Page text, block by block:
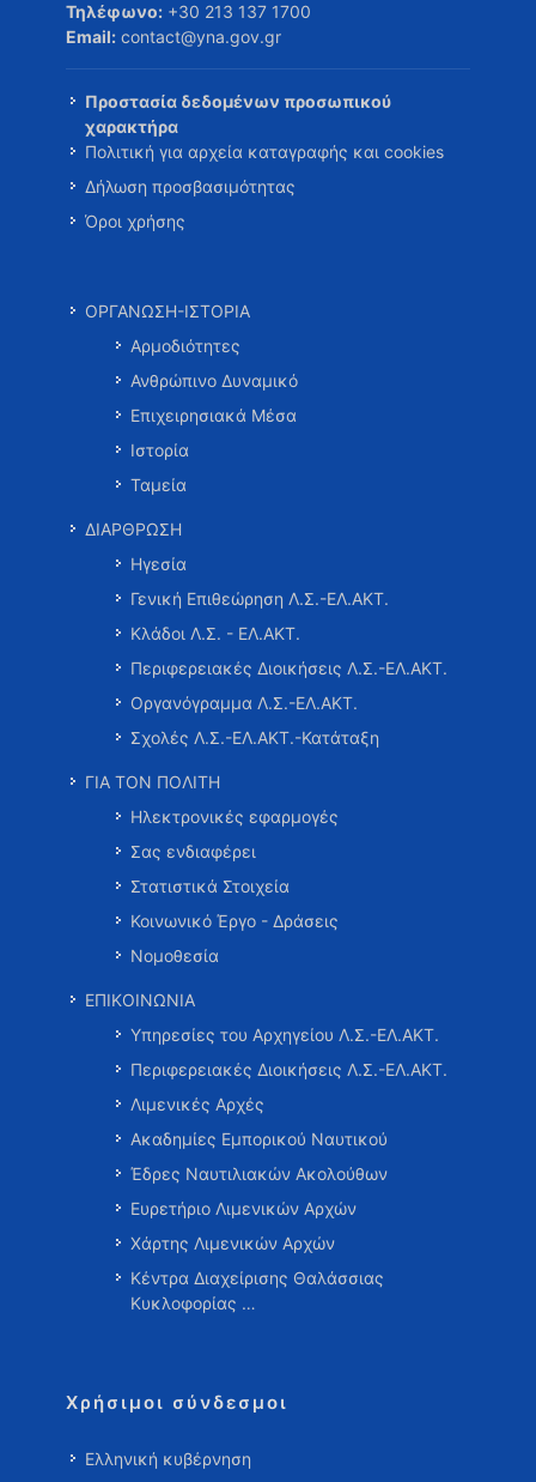
Τηλέφωνο: +30 213 137 1700
Email: contact@yna.gov.gr
Προστασία δεδομένων προσωπικού
χαρακτήρα
Πολιτική για αρχεία καταγραφής και cookies
Δήλωση προσβασιμότητας
Όροι χρήσης
ΟΡΓΑΝΩΣΗ-ΙΣΤΟΡΙΑ
Αρμοδιότητες
Ανθρώπινο Δυναμικό
Επιχειρησιακά Μέσα
Ιστορία
Ταμεία
ΔΙΑΡΘΡΩΣΗ
Ηγεσία
Γενική Επιθεώρηση Λ.Σ.-ΕΛ.ΑΚΤ.
Κλάδοι Λ.Σ. - ΕΛ.ΑΚΤ.
Περιφερειακές Διοικήσεις Λ.Σ.-ΕΛ.ΑΚΤ.
Οργανόγραμμα Λ.Σ.-ΕΛ.ΑΚΤ.
Σχολές Λ.Σ.-ΕΛ.ΑΚΤ.-Κατάταξη
ΓΙΑ ΤΟΝ ΠΟΛΙΤΗ
Ηλεκτρονικές εφαρμογές
Σας ενδιαφέρει
Στατιστικά Στοιχεία
Κοινωνικό Έργο - Δράσεις
Νομοθεσία
ΕΠΙΚΟΙΝΩΝΙΑ
Υπηρεσίες του Αρχηγείου Λ.Σ.-ΕΛ.ΑΚΤ.
Περιφερειακές Διοικήσεις Λ.Σ.-ΕΛ.ΑΚΤ.
Λιμενικές Αρχές
Ακαδημίες Εμπορικού Ναυτικού
Έδρες Ναυτιλιακών Ακολούθων
Ευρετήριο Λιμενικών Αρχών
Χάρτης Λιμενικών Αρχών
Κέντρα Διαχείρισης Θαλάσσιας
Κυκλοφορίας …
Χρήσιμοι σύνδεσμοι
Ελληνική κυβέρνηση